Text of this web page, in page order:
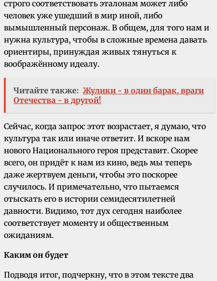
строго соответствовать эталонам может либо
человек уже ушедший в мир иной, либо
вымышленный персонаж. В общем, для того нам и
нужна культура, чтобы в сложные времена давать
ориентиры, принуждая живых тянуться к
воображённому идеалу.
Читайте также: Жулики - в один барак, враги
Отечества - в другой!
Сейчас, когда запрос этот возрастает, я думаю, что
культура так или иначе ответит. И вскоре нам
нового Национального героя представит. Скорее
всего, он придёт к нам из кино, ведь мы теперь
даже жертвуем деньги, чтобы это поскорее
случилось. И примечательно, что пытаемся
отыскать его в истории семидесятилетней
давности. Видимо, тот дух сегодня наиболее
соответствует моменту и общественным
ожиданиям.
Каким он будет
Подводя итог, подчеркну, что в этом тексте два